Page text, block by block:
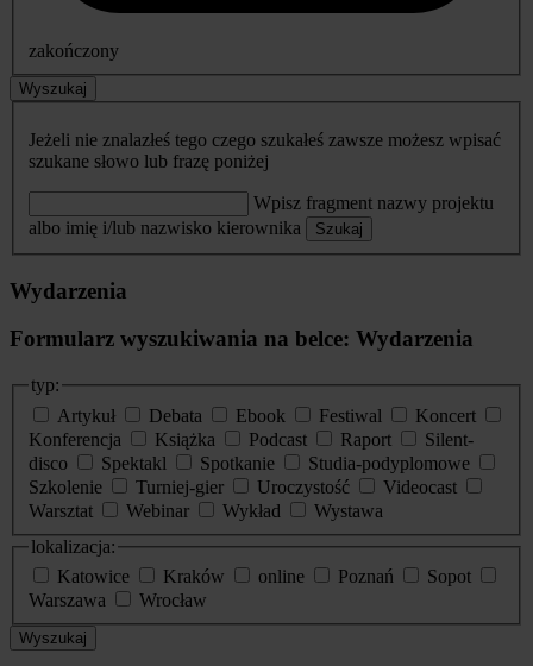
zakończony
Wyszukaj
Jeżeli nie znalazłeś tego czego szukałeś zawsze możesz wpisać
szukane słowo lub frazę poniżej
Wpisz fragment nazwy projektu
albo imię i/lub nazwisko kierownika
Szukaj
Wydarzenia
Formularz wyszukiwania na belce: Wydarzenia
typ:
Artykuł
Debata Ebook Festiwal
Koncert
Konferencja
Książka Podcast Raport
Silent-
disco
Spektakl Spotkanie
Studia-podyplomowe
Szkolenie
Turniej-gier Uroczystość
Videocast
Warsztat
Webinar Wykład
Wystawa
lokalizacja:
Katowice
Kraków online Poznań
Sopot
Warszawa
Wrocław
Wyszukaj